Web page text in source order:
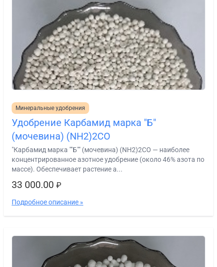
Минеральные удобрения
Удобрение Карбамид марка "Б"
(мочевина) (NH2)2CO
"Карбамид марка ""Б"" (мочевина) (NH2)2CO — наиболее
концентрированное азотное удобрение (около 46% азота по
массе). Обеспечивает растение а...
33 000.00 ₽
Подробное описание »